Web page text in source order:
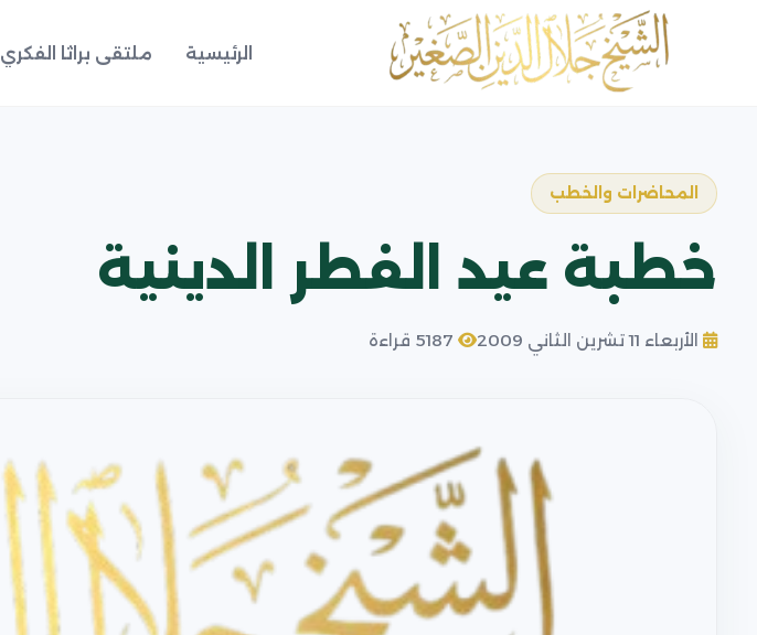
الرئيسية ملتقى براثا الفكري
المحاضرات والخطب
خطبة عيد الفطر الدينية
الأربعاء 11 تشرين الثاني 2009